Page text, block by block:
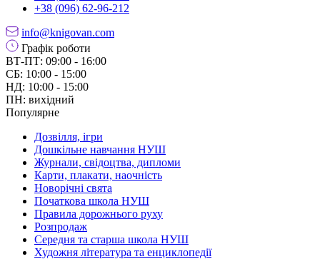
+38 (096) 62-96-212
info@knigovan.com
Графік роботи
ВТ-ПТ: 09:00 - 16:00
СБ: 10:00 - 15:00
НД: 10:00 - 15:00
ПН: вихідний
Популярне
Дозвілля, ігри
Дошкільне навчання НУШ
Журнали, свідоцтва, дипломи
Карти, плакати, наочність
Новорічні свята
Початкова школа НУШ
Правила дорожнього руху
Розпродаж
Середня та старша школа НУШ
Художня література та енциклопедії